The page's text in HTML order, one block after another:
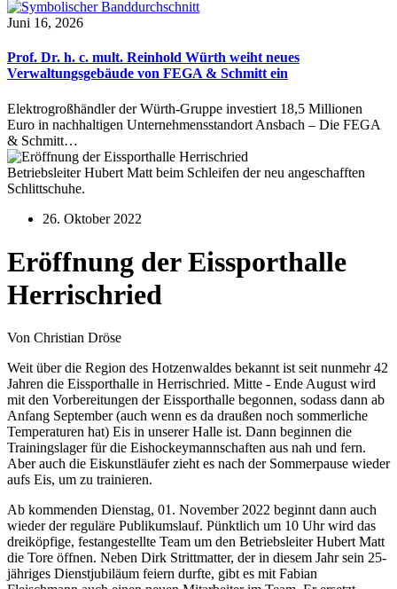
Juni 16, 2026
Prof. Dr. h. c. mult. Reinhold Würth weiht neues
Verwaltungsgebäude von FEGA & Schmitt ein
Elektrogroßhändler der Würth-Gruppe investiert 18,5 Millionen
Euro in nachhaltigen Unternehmensstandort Ansbach – Die FEGA
& Schmitt…
Betriebsleiter Hubert Matt beim Schleifen der neu angeschafften
Schlittschuhe.
26. Oktober 2022
Eröffnung der Eissporthalle
Herrischried
Von Christian Dröse
Weit über die Region des Hotzenwaldes bekannt ist seit nunmehr 42
Jahren die Eissporthalle in Herrischried. Mitte - Ende August wird
mit den Vorbereitungen der Eissporthalle begonnen, sodass dann ab
Anfang September (auch wenn es da draußen noch sommerliche
Temperaturen hat) Eis in unserer Halle ist. Dann beginnen die
Trainingslager für die Eishockeymannschaften aus nah und fern.
Aber auch die Eiskunstläufer zieht es nach der Sommerpause wieder
aufs Eis, um zu trainieren.
Ab kommenden Dienstag, 01. November 2022 beginnt dann auch
wieder der reguläre Publikumslauf. Pünktlich um 10 Uhr wird das
dreiköpfige, festangestellte Team um den Betriebsleiter Hubert Matt
die Tore öffnen. Neben Dirk Strittmatter, der in diesem Jahr sein 25-
jähriges Dienstjubiläum feiern durfte, gibt es mit Fabian